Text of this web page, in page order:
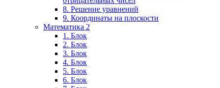
8. Решение уравнений
9. Координаты на плоскости
Математика 2
1. Блок
2. Блок
3. Блок
4. Блок
5. Блок
6. Блок